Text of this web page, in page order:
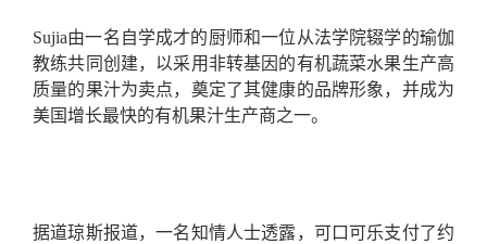
Sujia由一名自学成才的厨师和一位从法学院辍学的瑜伽
教练共同创建，以采用非转基因的有机蔬菜水果生产高
质量的果汁为卖点，奠定了其健康的品牌形象，并成为
美国增长最快的有机果汁生产商之一。
据道琼斯报道，一名知情人士透露，可口可乐支付了约